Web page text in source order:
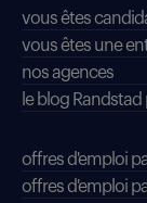
vous êtes
vous êtes une
nos agences
le blog Randstad
offres d'emploi
offres d'emploi